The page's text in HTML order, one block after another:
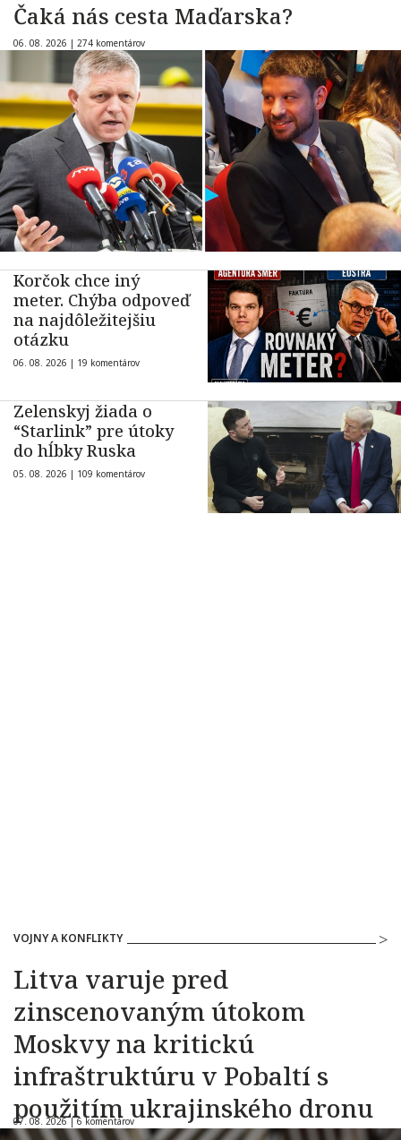
Čaká nás cesta Maďarska?
06. 08. 2026 | 274 komentárov
Korčok chce iný
meter. Chýba odpoveď
na najdôležitejšiu
otázku
06. 08. 2026 | 19 komentárov
Zelenskyj žiada o
“Starlink” pre útoky
do hĺbky Ruska
05. 08. 2026 | 109 komentárov
VOJNY A KONFLIKTY
Litva varuje pred
zinscenovaným útokom
Moskvy na kritickú
infraštruktúru v Pobaltí s
použitím ukrajinského dronu
07. 08. 2026 |6 komentárov